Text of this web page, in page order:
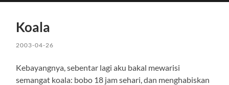
mobile
Koala
2003-04-26
Kebayangnya, sebentar lagi aku bakal mewarisi
semangat koala: bobo 18 jam sehari, dan menghabiskan